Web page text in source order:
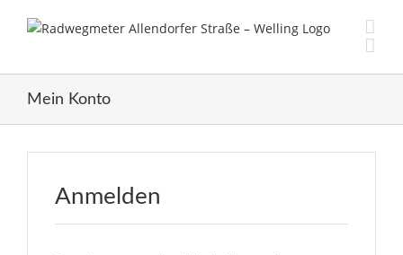
Mein Konto
Anmelden